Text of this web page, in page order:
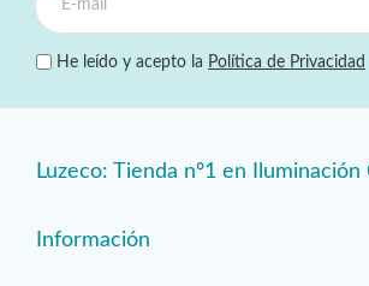
He leído y acepto la Política de Privacidad
Luzeco: Tienda nº1 en Iluminación
Información